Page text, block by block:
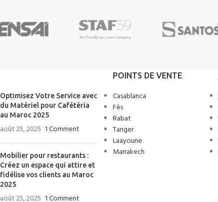
Optimisez Votre Service avec
du Matériel pour Cafétéria
au Maroc 2025
août 25, 2025 1 Comment
Mobilier pour restaurants :
Créez un espace qui attire et
fidélise vos clients au Maroc
2025
août 25, 2025 1 Comment
POINTS DE VENTE
Casablanca
Fès
Rabat
Tanger
Laayoune
Marrakech